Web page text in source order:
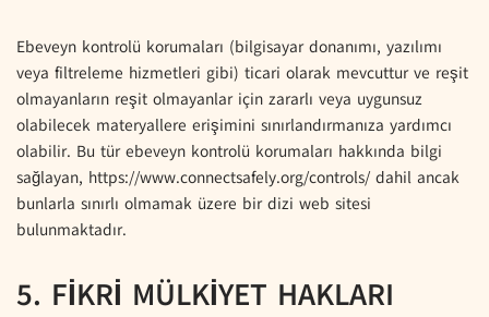
Ebeveyn kontrolü korumaları (bilgisayar donanımı, yazılımı
veya filtreleme hizmetleri gibi) ticari olarak mevcuttur ve reşit
olmayanların reşit olmayanlar için zararlı veya uygunsuz
olabilecek materyallere erişimini sınırlandırmanıza yardımcı
olabilir. Bu tür ebeveyn kontrolü korumaları hakkında bilgi
sağlayan, https://www.connectsafely.org/controls/ dahil ancak
bunlarla sınırlı olmamak üzere bir dizi web sitesi
bulunmaktadır.
5. FİKRİ MÜLKİYET HAKLARI